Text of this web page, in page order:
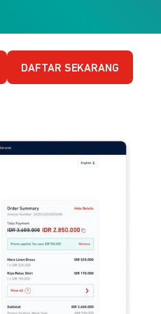
DAFTAR SEKARANG